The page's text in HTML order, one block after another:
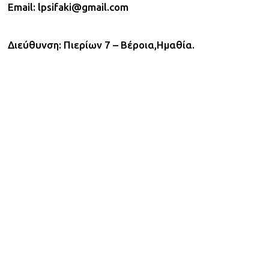
Email: lpsifaki@gmail.com
Διεύθυνση: Πιερίων 7 – Βέροια,Ημαθία.